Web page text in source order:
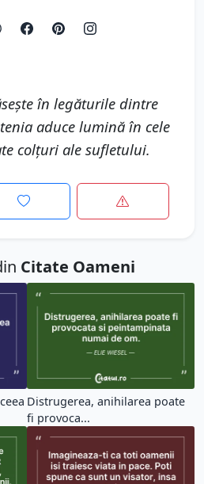
în legăturile dintre
aduce lumină în cele
colțuri ale sufletului.
Citate Oameni
Distrugerea, anihilarea poate
fi provoca...